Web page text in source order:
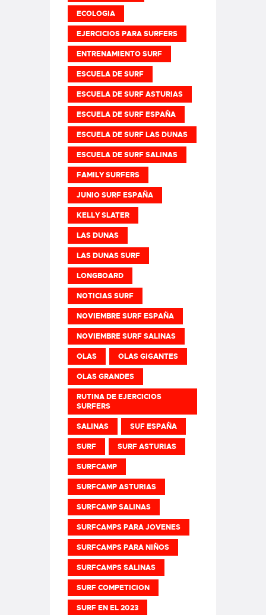
ECOLOGIA
EJERCICIOS PARA SURFERS
ENTRENAMIENTO SURF
ESCUELA DE SURF
ESCUELA DE SURF ASTURIAS
ESCUELA DE SURF ESPAÑA
ESCUELA DE SURF LAS DUNAS
ESCUELA DE SURF SALINAS
FAMILY SURFERS
JUNIO SURF ESPAÑA
KELLY SLATER
LAS DUNAS
LAS DUNAS SURF
LONGBOARD
NOTICIAS SURF
NOVIEMBRE SURF ESPAÑA
NOVIEMBRE SURF SALINAS
OLAS OLAS GIGANTES
OLAS GRANDES
RUTINA DE EJERCICIOS
SURFERS
SALINAS SUF ESPAÑA
SURF SURF ASTURIAS
SURFCAMP
SURFCAMP ASTURIAS
SURFCAMP SALINAS
SURFCAMPS PARA JOVENES
SURFCAMPS PARA NIÑOS
SURFCAMPS SALINAS
SURF COMPETICION
SURF EN EL 2023